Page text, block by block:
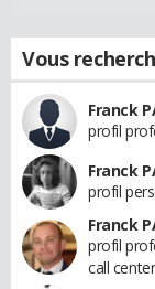
Vous
Franck
profil
Franck
profil
Franck
profil
call center